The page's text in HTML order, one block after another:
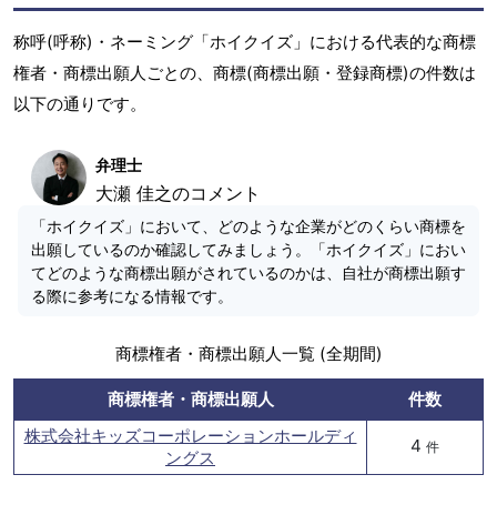
称呼(呼称)・ネーミング「ホイクイズ」における代表的な商標
権者・商標出願人ごとの、商標(商標出願・登録商標)の件数は
以下の通りです。
弁理士
大瀬 佳之のコメント
「ホイクイズ」において、どのような企業がどのくらい商標を
出願しているのか確認してみましょう。「ホイクイズ」におい
てどのような商標出願がされているのかは、自社が商標出願す
る際に参考になる情報です。
商標権者・商標出願人一覧 (全期間)
商標権者・商標出願人
件数
株式会社キッズコーポレーションホールディ
ングス
4 件